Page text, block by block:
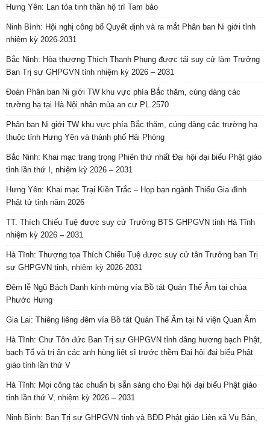
Hưng Yên: Lan tỏa tinh thần hộ trì Tam bảo
Ninh Bình: Hội nghị công bố Quyết định và ra mắt Phân ban Ni giới tỉnh
nhiệm kỳ 2026-2031
Bắc Ninh: Hòa thượng Thích Thanh Phụng được tái suy cử làm Trưởng
Ban Trị sự GHPGVN tỉnh nhiệm kỳ 2026 – 2031
Đoàn Phân ban Ni giới TW khu vực phía Bắc thăm, cúng dàng các
trường hạ tại Hà Nội nhân mùa an cư PL.2570
Phân ban Ni giới TW khu vực phía Bắc thăm, cúng dàng các trường hạ
thuộc tỉnh Hưng Yên và thành phố Hải Phòng
Bắc Ninh: Khai mạc trang trọng Phiên thứ nhất Đại hội đại biểu Phật giáo
tỉnh lần thứ I, nhiệm kỳ 2026 – 2031
Hưng Yên: Khai mạc Trại Kiền Trắc – Họp bạn ngành Thiếu Gia đình
Phật tử tỉnh năm 2026
TT. Thích Chiếu Tuệ được suy cử Trưởng BTS GHPGVN tỉnh Hà Tĩnh
nhiệm kỳ 2026 – 2031
Hà Tĩnh: Thượng tọa Thích Chiếu Tuệ được suy cử tân Trưởng ban Trị
sự GHPGVN tỉnh, nhiệm kỳ 2026-2031
Đêm lễ Ngũ Bách Danh kính mừng vía Bồ tát Quán Thế Âm tại chùa
Phước Hưng
Gia Lai: Thiêng liêng đêm vía Bồ tát Quán Thế Âm tại Ni viện Quan Âm
Hà Tĩnh: Chư Tôn đức Ban Trị sự GHPGVN tỉnh dâng hương bạch Phật,
bạch Tổ và tri ân các anh hùng liệt sĩ trước thềm Đại hội đại biểu Phật
giáo tỉnh lần thứ V
Hà Tĩnh: Mọi công tác chuẩn bị sẵn sàng cho Đại hội đại biểu Phật giáo
tỉnh lần thứ V, nhiệm kỳ 2026 – 2031
Ninh Bình: Ban Trị sự GHPGVN tỉnh và BĐD Phật giáo Liên xã Vụ Bản,